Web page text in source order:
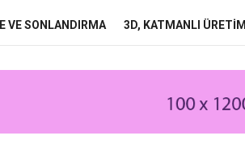
VE SONLANDIRMA 3D, KATMANLI ÜRETIM